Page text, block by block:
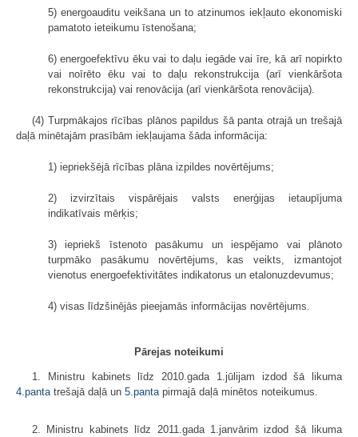
5) energoauditu veikšana un to atzinumos iekļauto ekonomiski
pamatoto ieteikumu īstenošana;
6) energoefektīvu ēku vai to daļu iegāde vai īre, kā arī nopirkto
vai noīrēto ēku vai to daļu rekonstrukcija (arī vienkāršota
rekonstrukcija) vai renovācija (arī vienkāršota renovācija).
(4) Turpmākajos rīcības plānos papildus šā panta otrajā un trešajā
daļā minētajām prasībām iekļaujama šāda informācija:
1) iepriekšējā rīcības plāna izpildes novērtējums;
2) izvirzītais vispārējais valsts enerģijas ietaupījuma
indikatīvais mērķis;
3) iepriekš īstenoto pasākumu un iespējamo vai plānoto
turpmāko pasākumu novērtējums, kas veikts, izmantojot
vienotus energoefektivitātes indikatorus un etalonuzdevumus;
4) visas līdzšinējās pieejamās informācijas novērtējums.
Pārejas noteikumi
1. Ministru kabinets līdz 2010.gada 1.jūlijam izdod šā likuma
4.pantatrešajā daļā un 5.pantapirmajā daļā minētos noteikumus.
2. Ministru kabinets līdz 2011.gada 1.janvārim izdod šā likuma